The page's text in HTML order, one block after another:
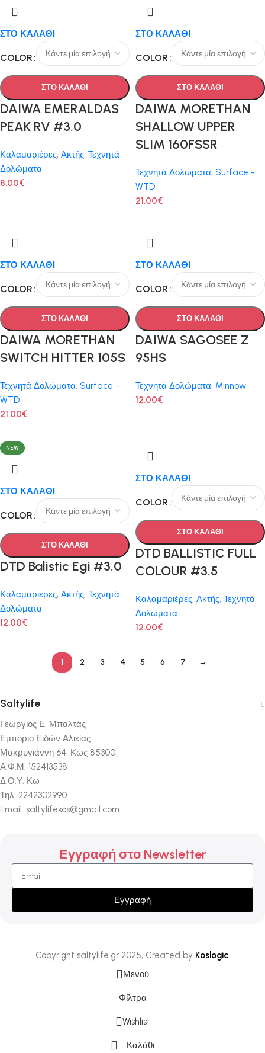
ΣΤΟ ΚΑΛΑΘΙ
COLOR
ΣΤΟ ΚΑΛΑΘΙ
DAIWA EMERALDAS
PEAK RV #3.0
Καλαμαριέρες, Ακτής, Τεχνητά
Δολώματα
8.00€
ΣΤΟ ΚΑΛΑΘΙ
COLOR
ΣΤΟ ΚΑΛΑΘΙ
DAIWA MORETHAN
SHALLOW UPPER
SLIM 160FSSR
Τεχνητά Δολώματα, Surface -
WTD
21.00€
ΣΤΟ ΚΑΛΑΘΙ
COLOR
ΣΤΟ ΚΑΛΑΘΙ
DAIWA MORETHAN
SWITCH HITTER 105S
Τεχνητά Δολώματα, Surface -
WTD
21.00€
ΣΤΟ ΚΑΛΑΘΙ
COLOR
ΣΤΟ ΚΑΛΑΘΙ
DAIWA SAGOSEE Z
95HS
Τεχνητά Δολώματα, Minnow
12.00€
NEW
ΣΤΟ ΚΑΛΑΘΙ
COLOR
ΣΤΟ ΚΑΛΑΘΙ
DTD Balistic Egi #3.0
Καλαμαριέρες, Ακτής, Τεχνητά
Δολώματα
12.00€
ΣΤΟ ΚΑΛΑΘΙ
COLOR
ΣΤΟ ΚΑΛΑΘΙ
DTD BALLISTIC FULL
COLOUR #3.5
Καλαμαριέρες, Ακτής, Τεχνητά
Δολώματα
12.00€
1 2 3 4 5 6 7 →
Saltylife
Γεώργιος Ε. Μπαλτάς
Εμπόριο Ειδών Αλιείας
Μακρυγιάννη 64, Κως 85300
Α.Φ.Μ. 152413538
Δ.Ο.Υ. Κω
Τηλ: 2242302990
Email: saltylifekos@gmail.com
Εγγραφή στο Newsletter
Εγγραφή
Copyright saltylife.gr 2025, Created by Koslogic.
Μενού
Φίλτρα
Wishlist
Καλάθι